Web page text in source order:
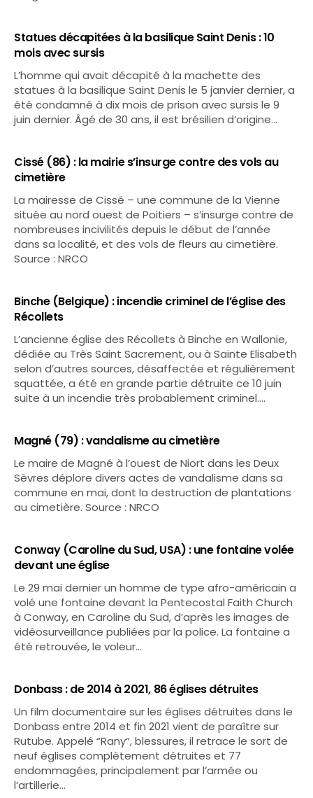
Statues décapitées à la basilique Saint Denis : 10
mois avec sursis
L’homme qui avait décapité à la machette des
statues à la basilique Saint Denis le 5 janvier dernier, a
été condamné à dix mois de prison avec sursis le 9
juin dernier. Âgé de 30 ans, il est brésilien d’origine…
Cissé (86) : la mairie s’insurge contre des vols au
cimetière
La mairesse de Cissé – une commune de la Vienne
située au nord ouest de Poitiers – s’insurge contre de
nombreuses incivilités depuis le début de l’année
dans sa localité, et des vols de fleurs au cimetière.
Source : NRCO
Binche (Belgique) : incendie criminel de l’église des
Récollets
L’ancienne église des Récollets à Binche en Wallonie,
dédiée au Très Saint Sacrement, ou à Sainte Elisabeth
selon d’autres sources, désaffectée et régulièrement
squattée, a été en grande partie détruite ce 10 juin
suite à un incendie très probablement criminel.…
Magné (79) : vandalisme au cimetière
Le maire de Magné à l’ouest de Niort dans les Deux
Sèvres déplore divers actes de vandalisme dans sa
commune en mai, dont la destruction de plantations
au cimetière. Source : NRCO
Conway (Caroline du Sud, USA) : une fontaine volée
devant une église
Le 29 mai dernier un homme de type afro-américain a
volé une fontaine devant la Pentecostal Faith Church
à Conway, en Caroline du Sud, d’après les images de
vidéosurveillance publiées par la police. La fontaine a
été retrouvée, le voleur…
Donbass : de 2014 à 2021, 86 églises détruites
Un film documentaire sur les églises détruites dans le
Donbass entre 2014 et fin 2021 vient de paraître sur
Rutube. Appelé “Rany“, blessures, il retrace le sort de
neuf églises complètement détruites et 77
endommagées, principalement par l’armée ou
l’artillerie…